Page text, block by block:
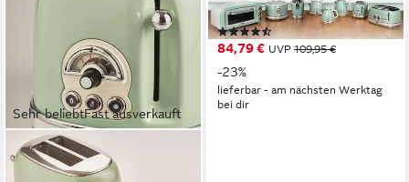
Sehr beliebtFast ausverkauft
ARIETE
Toaster Vintage, 2 kurze
W, grün
(54)
84,79 € UVP 109,95 €
-23%
lieferbar - am nächsten Werktag
bei dir